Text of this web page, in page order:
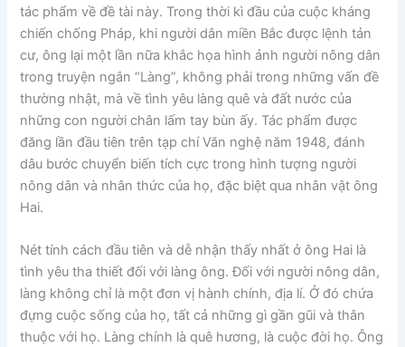
tác phẩm về đề tài này. Trong thời kì đầu của cuộc kháng
chiến chống Pháp, khi người dân miền Bắc được lệnh tản
cư, ông lại một lần nữa khắc họa hình ảnh người nông dân
trong truyện ngắn “Làng”, không phải trong những vấn đề
thường nhật, mà về tình yêu làng quê và đất nước của
những con người chân lấm tay bùn ấy. Tác phẩm được
đăng lần đầu tiên trên tạp chí Văn nghệ năm 1948, đánh
dâu bước chuyển biến tích cực trong hình tượng người
nông dân và nhân thức của họ, đặc biệt qua nhân vật ông
Hai.
Nét tính cách đầu tiên và dễ nhận thấy nhất ở ông Hai là
tình yêu tha thiết đối với làng ông. Đối với người nông dân,
làng không chỉ là một đơn vị hành chính, địa lí. Ở đó chứa
đựng cuộc sống của họ, tất cả những gì gần gũi và thân
thuộc với họ. Làng chính là quê hương, là cuộc đời họ. Ông